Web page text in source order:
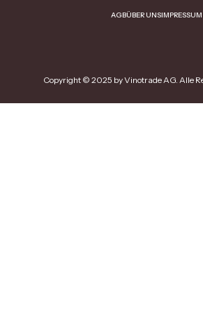
AGBÜBER UNSIMPRESSUM
Copyright © 2025 by Vinotrade AG. Alle